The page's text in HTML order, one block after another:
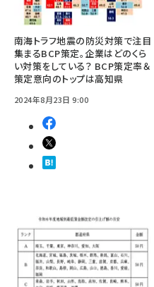
南海トラフ地震の防災対策で注目
集まるBCP策定。企業はどのくら
い対策をしている？ BCP策定率＆
策定意向のトップは高知県
2024年8月23日 9:00